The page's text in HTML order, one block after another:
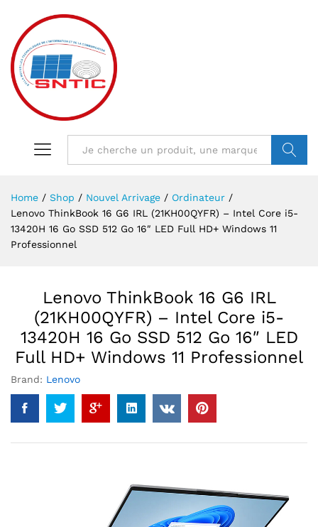
Home / Shop / Nouvel Arrivage / Ordinateur /
Lenovo ThinkBook 16 G6 IRL (21KH00QYFR) – Intel Core i5-
13420H 16 Go SSD 512 Go 16″ LED Full HD+ Windows 11
Professionnel
Lenovo ThinkBook 16 G6 IRL
(21KH00QYFR) – Intel Core i5-
13420H 16 Go SSD 512 Go 16″ LED
Full HD+ Windows 11 Professionnel
Brand: Lenovo